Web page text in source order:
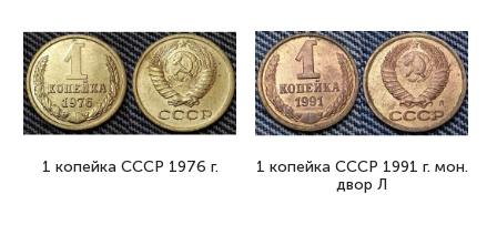
1 копейка СССР 1976 г.
1 копейка СССР 1991 г. мон.
двор Л